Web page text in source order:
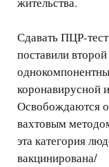
Сдавать ПЦР-
поставили
коронавирусной
Освобождаются
вахтовым
эта категория
вакцинирована/